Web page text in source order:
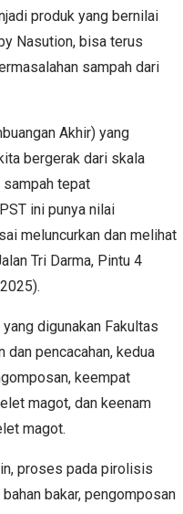
produk yang bernilai
Nasution, bisa terus
sampah dari
Akhir) yang
bergerak dari skala
sampah tepat
ini punya nilai
meluncurkan dan melihat
Tri Darma, Pintu 4
digunakan Fakultas
dan pencacahan, kedua
keempat
magot, dan keenam
magot.
proses pada pirolisis
bakar, pengomposan